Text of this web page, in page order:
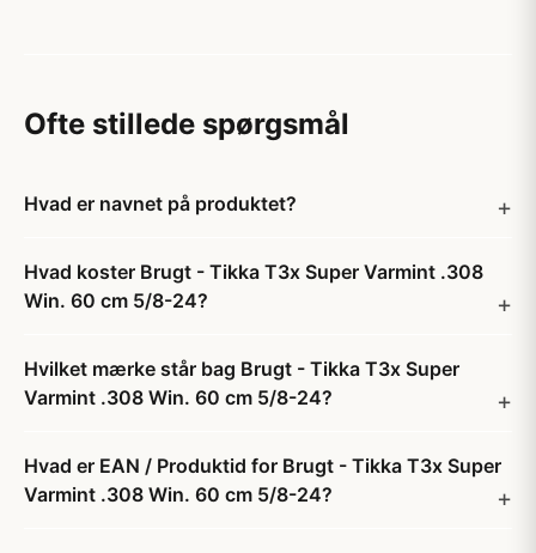
Ofte stillede spørgsmål
Hvad er navnet på produktet?
Hvad koster Brugt - Tikka T3x Super Varmint .308
Win. 60 cm 5/8-24?
Hvilket mærke står bag Brugt - Tikka T3x Super
Varmint .308 Win. 60 cm 5/8-24?
Hvad er EAN / Produktid for Brugt - Tikka T3x Super
Varmint .308 Win. 60 cm 5/8-24?